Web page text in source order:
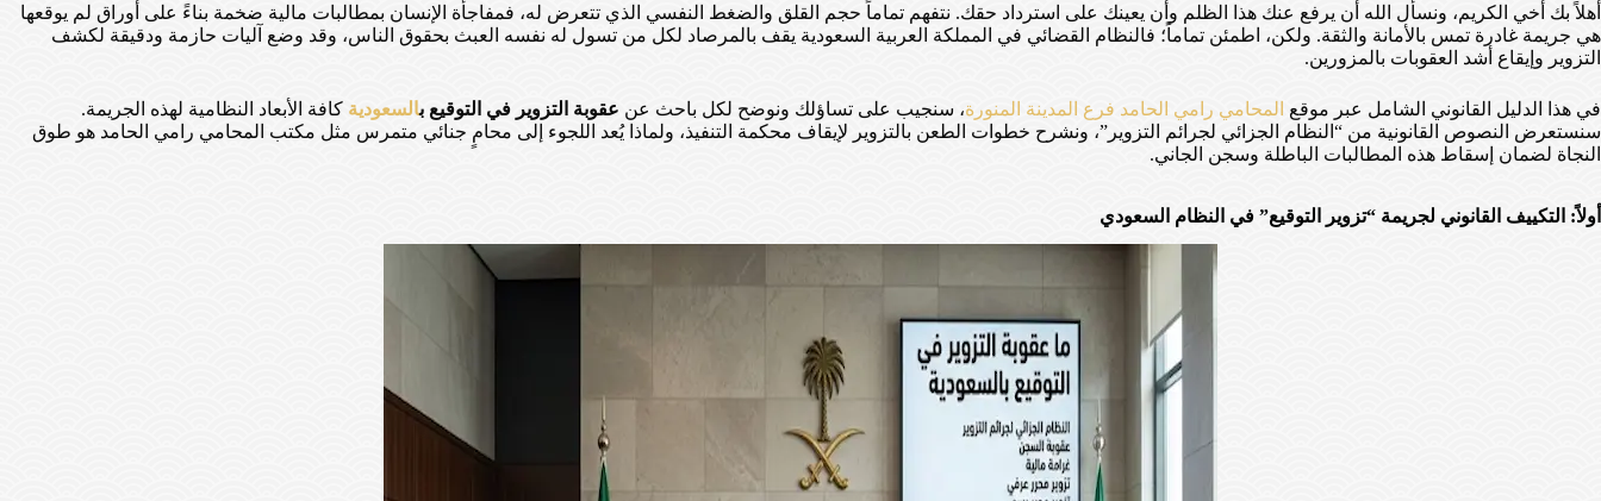
أهلاً بك أخي الكريم، ونسأل الله أن يرفع عنك هذا الظلم وأن يعينك على استرداد حقك. نتفهم تماماً حجم القلق والضغط النفسي الذي تتعرض له، فمفاجأة الإنسان بمطالبات مالية ضخمة بناءً على أوراق لم يوقعها
هي جريمة غادرة تمس بالأمانة والثقة. ولكن، اطمئن تماماً؛ فالنظام القضائي في المملكة العربية السعودية يقف بالمرصاد لكل من تسول له نفسه العبث بحقوق الناس، وقد وضع آليات حازمة ودقيقة لكشف
التزوير وإيقاع أشد العقوبات بالمزورين.
في هذا الدليل القانوني الشامل عبر موقع المحامي رامي الحامد فرع المدينة المنورة، سنجيب على تساؤلك ونوضح لكل باحث عن عقوبة التزوير في التوقيع بالسعودية كافة الأبعاد النظامية لهذه الجريمة.
سنستعرض النصوص القانونية من “النظام الجزائي لجرائم التزوير”، ونشرح خطوات الطعن بالتزوير لإيقاف محكمة التنفيذ، ولماذا يُعد اللجوء إلى محامٍ جنائي متمرس مثل مكتب المحامي رامي الحامد هو طوق
النجاة لضمان إسقاط هذه المطالبات الباطلة وسجن الجاني.
أولاً: التكييف القانوني لجريمة “تزوير التوقيع” في النظام السعودي